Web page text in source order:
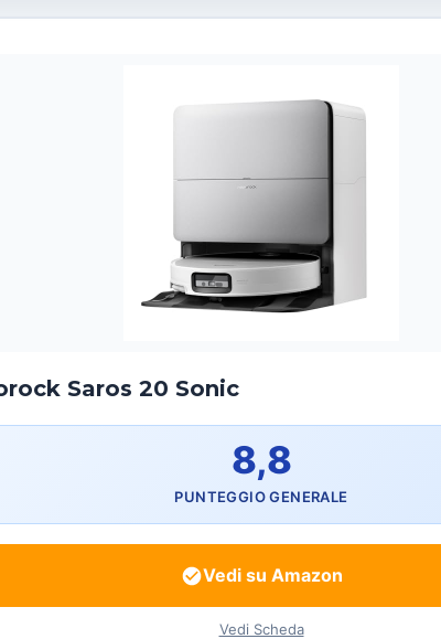
Saros 20 Sonic
8,8
PUNTEGGIO GENERALE
Vedi su Amazon
Vedi Scheda